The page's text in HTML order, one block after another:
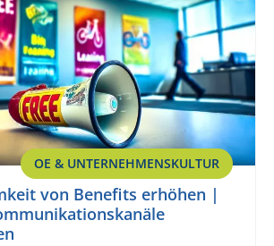
OE & UNTERNEHMENSKULTUR
von Benefits erhöhen |